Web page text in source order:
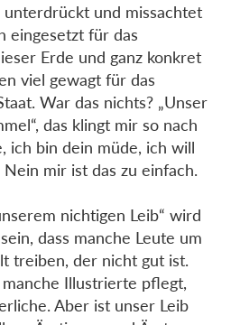
und missachtet
eingesetzt für das
Erde und ganz konkret
viel gewagt für das
War das nichts? „Unser
das klingt mir so nach
ich bin dein müde, ich will
mir ist das zu einfach.
nichtigen Leib“ wird
dass manche Leute um
treiben, der nicht gut ist.
Illustrierte pflegt,
Aber ist unser Leib